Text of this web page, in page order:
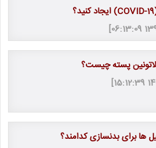
پسته چیست؟
ها برای بدنسازی کدامند؟